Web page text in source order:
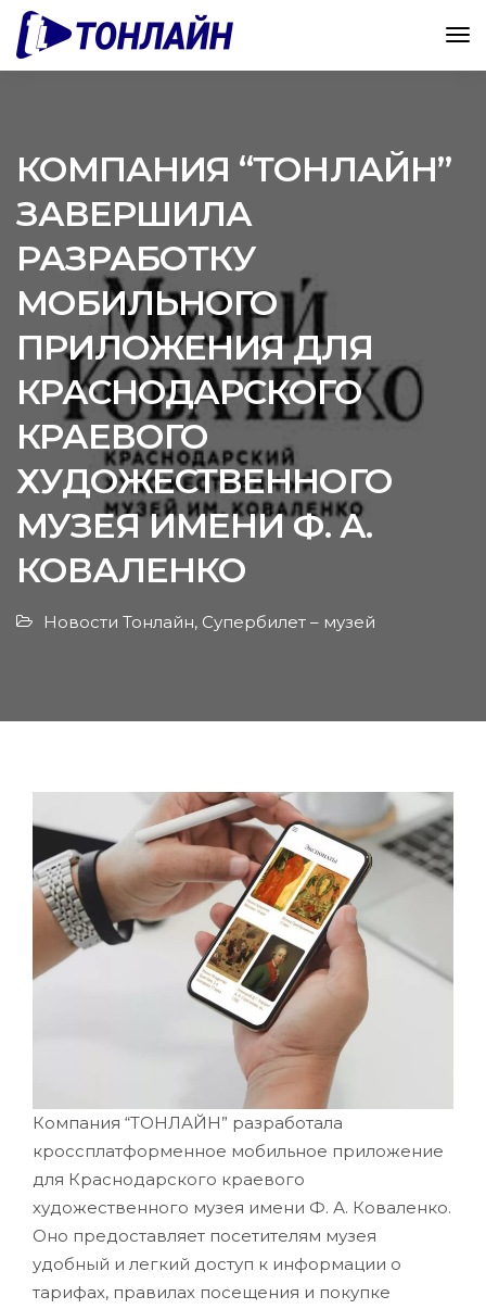
КОМПАНИЯ “ТОНЛАЙН”
ЗАВЕРШИЛА
РАЗРАБОТКУ
МОБИЛЬНОГО
ПРИЛОЖЕНИЯ ДЛЯ
КРАСНОДАРСКОГО
КРАЕВОГО
ХУДОЖЕСТВЕННОГО
МУЗЕЯ ИМЕНИ Ф. А.
КОВАЛЕНКО
Новости Тонлайн, Супербилет – музей
Компания “ТОНЛАЙН” разработала
кроссплатформенное мобильное приложение
для Краснодарского краевого
художественного музея имени Ф. А. Коваленко.
Оно предоставляет посетителям музея
удобный и легкий доступ к информации о
тарифах, правилах посещения и покупке